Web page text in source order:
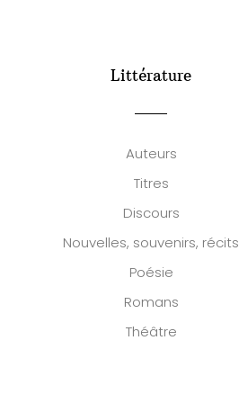
Littérature
Auteurs
Titres
Discours
Nouvelles, souvenirs, récits
Poésie
Romans
Théâtre